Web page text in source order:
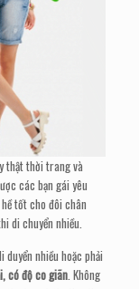
thật thời trang và
các bạn gái yêu
tốt cho đôi chân
di chuyển nhiều.
nhiều hoặc phải
có độ co giãn. Không